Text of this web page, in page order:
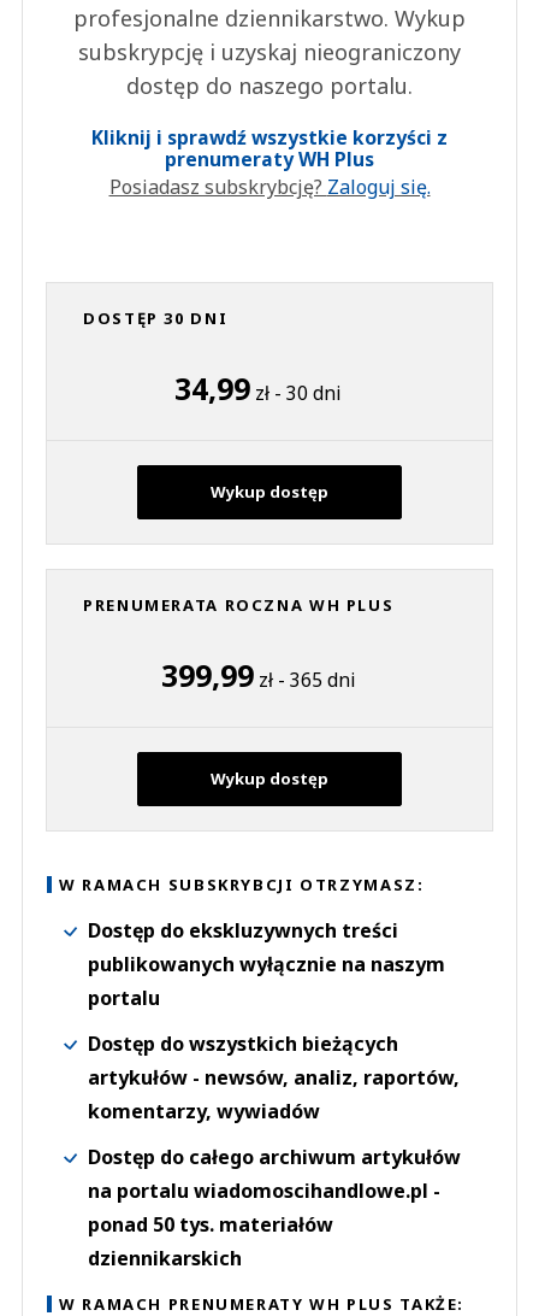
profesjonalne dziennikarstwo. Wykup
subskrypcję i uzyskaj nieograniczony
dostęp do naszego portalu.
Kliknij i sprawdź wszystkie korzyści z
prenumeraty WH Plus
Posiadasz subskrybcję? Zaloguj się.
DOSTĘP 30 DNI
34,99 zł - 30 dni
Wykup dostęp
PRENUMERATA ROCZNA WH PLUS
399,99zł - 365 dni
Wykup dostęp
W RAMACH SUBSKRYBCJI OTRZYMASZ:
Dostęp do ekskluzywnych treści
publikowanych wyłącznie na naszym
portalu
Dostęp do wszystkich bieżących
artykułów - newsów, analiz, raportów,
komentarzy, wywiadów
Dostęp do całego archiwum artykułów
na portalu wiadomoscihandlowe.pl -
ponad 50 tys. materiałów
dziennikarskich
W RAMACH PRENUMERATY WH PLUS TAKŻE: